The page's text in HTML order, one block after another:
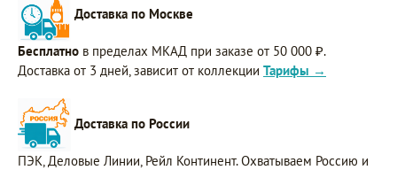
Доставка по Москве
Бесплатно в пределах МКАД при заказе от 50 000 ₽.
Доставка от 3 дней, зависит от коллекции Тарифы →
Доставка по России
ПЭК, Деловые Линии, Рейл Континент. Охватываем Россию и